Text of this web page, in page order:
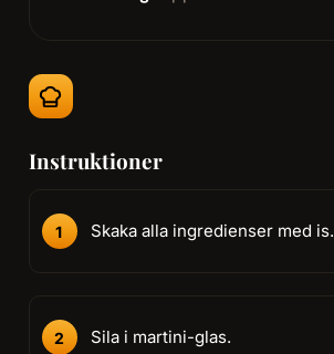
Instruktioner
Skaka alla ingredienser med is.
Sila i martini-glas.